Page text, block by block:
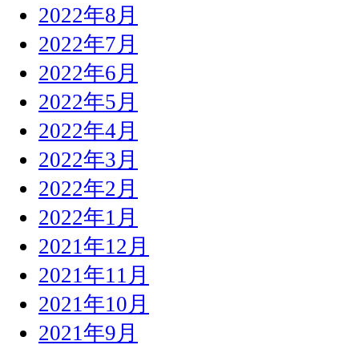
2022年8月
2022年7月
2022年6月
2022年5月
2022年4月
2022年3月
2022年2月
2022年1月
2021年12月
2021年11月
2021年10月
2021年9月